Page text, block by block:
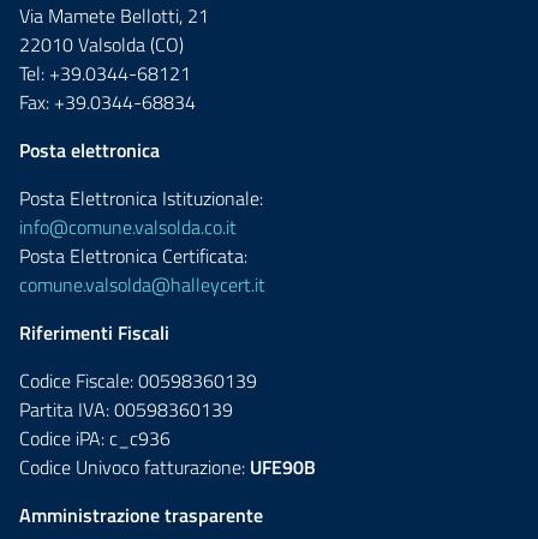
Via Mamete Bellotti, 21
22010 Valsolda (CO)
Tel: +39.0344-68121
Fax: +39.0344-68834
Posta elettronica
Posta Elettronica Istituzionale:
info@comune.valsolda.co.it
Posta Elettronica Certificata:
comune.valsolda@halleycert.it
Riferimenti Fiscali
Codice Fiscale: 00598360139
Partita IVA: 00598360139
Codice iPA: c_c936
Codice Univoco fatturazione: UFE90B
Amministrazione trasparente